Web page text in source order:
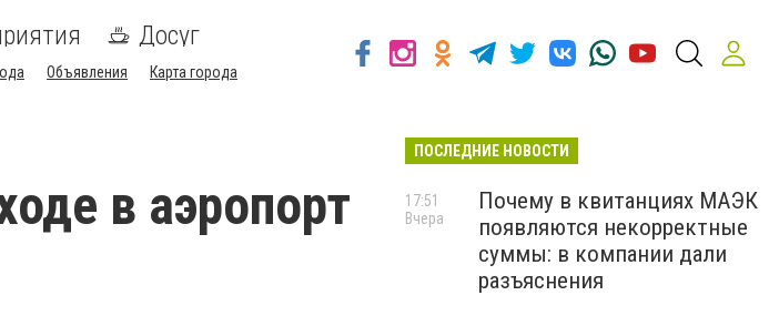
Досуг
Объявления Карта города
в аэропорт
ПОСЛЕДНИЕ НОВОСТИ
Почему в квитанциях МАЭК
появляются некорректные
суммы: в компании дали
разъяснения
17:51
Вчера